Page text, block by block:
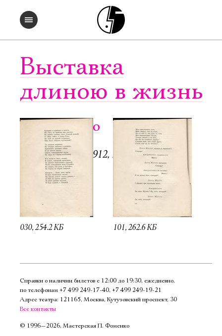
Выставка
длиною в жизнь
Чужое небо
СПб.: Аполлон, 1912, 128 с.
030, 254.2 КБ 101, 262.6 КБ
Справки о наличии билетов с 12:00 до 19:30, ежедневно,
по телефонам +7 499 249‑17‑40, +7 499 249‑19‑21
Адрес театра: 121165, Москва, Кутузовский проспект, 30
Все контакты
© 1996—2026, Мастерская П. Фоменко